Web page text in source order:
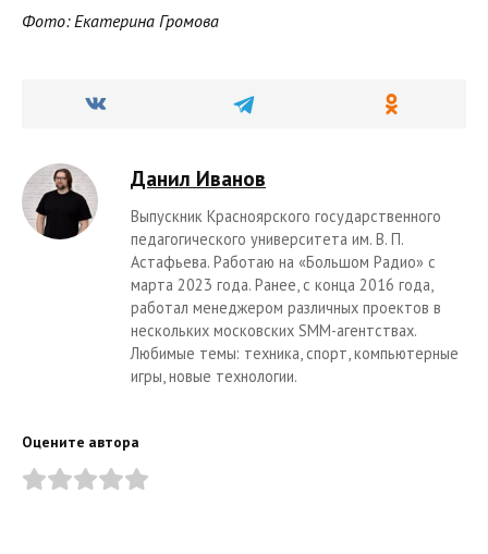
Фото: Екатерина Громова
Данил Иванов
Выпускник Красноярского государственного
педагогического университета им. В. П.
Астафьева. Работаю на «Большом Радио» с
марта 2023 года. Ранее, с конца 2016 года,
работал менеджером различных проектов в
нескольких московских SMM-агентствах.
Любимые темы: техника, спорт, компьютерные
игры, новые технологии.
Оцените автора